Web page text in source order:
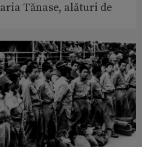
Tănase, alături de